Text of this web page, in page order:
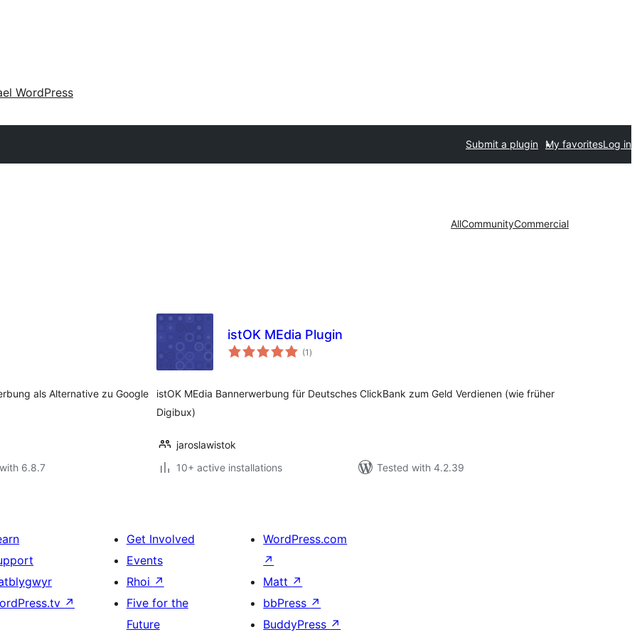
WordPress
Submit a plugin My favoritesLog in
AllCommunityCommercial
als Alternative zu Google
6.8.7
istOK MEdia Plugin
(1 total
ratings
)
istOK MEdia Bannerwerbung für Deutsches ClickBank zum Geld Verdienen (wie früher
Digibux)
jaroslawistok
10+ active installations
Tested with 4.2.39
↗
Get Involved
Events
Rhoi ↗
Five for the
Future
WordPress.com
↗
Matt ↗
bbPress ↗
BuddyPress ↗